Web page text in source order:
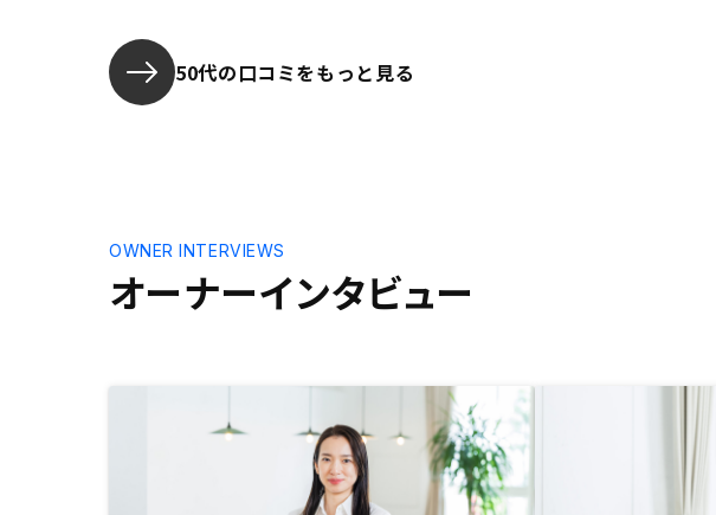
う。広告宣伝で認知度アップをする
と良いと思う。
50代の口コミをもっと見る
オーナーインタビュー
OWNER INTERVIEWS